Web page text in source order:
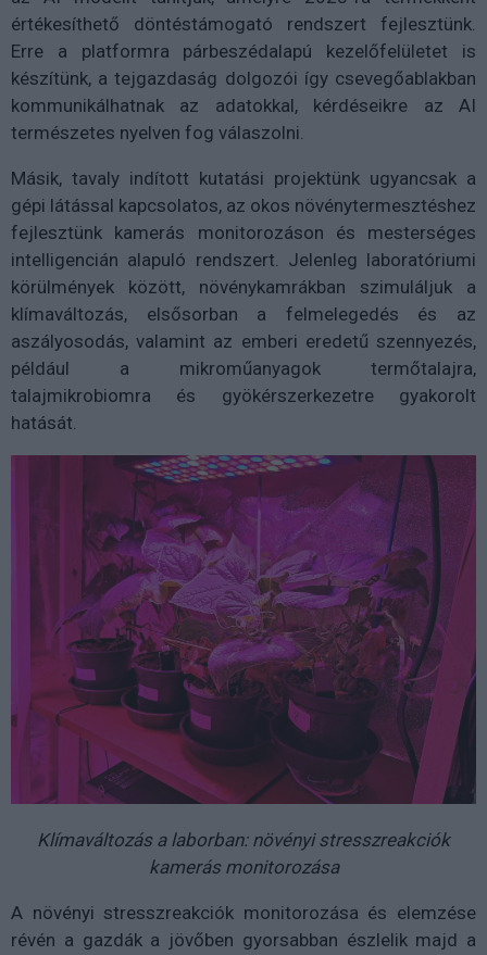
értékesíthető döntéstámogató rendszert fejlesztünk.
Erre a platformra párbeszédalapú kezelőfelületet is
készítünk, a tejgazdaság dolgozói így csevegőablakban
kommunikálhatnak az adatokkal, kérdéseikre az AI
természetes nyelven fog válaszolni.
Másik, tavaly indított kutatási projektünk ugyancsak a
gépi látással kapcsolatos, az okos növénytermesztéshez
fejlesztünk kamerás monitorozáson és mesterséges
intelligencián alapuló rendszert. Jelenleg laboratóriumi
körülmények között, növénykamrákban szimuláljuk a
klímaváltozás, elsősorban a felmelegedés és az
aszályosodás, valamint az emberi eredetű szennyezés,
például a mikroműanyagok termőtalajra,
talajmikrobiomra és gyökérszerkezetre gyakorolt
hatását.
Klímaváltozás a laborban: növényi stresszreakciók
kamerás monitorozása
A növényi stresszreakciók monitorozása és elemzése
révén a gazdák a jövőben gyorsabban észlelik majd a